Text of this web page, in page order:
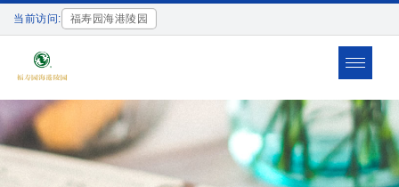
当前访问: 福寿园海港陵园
Toggle